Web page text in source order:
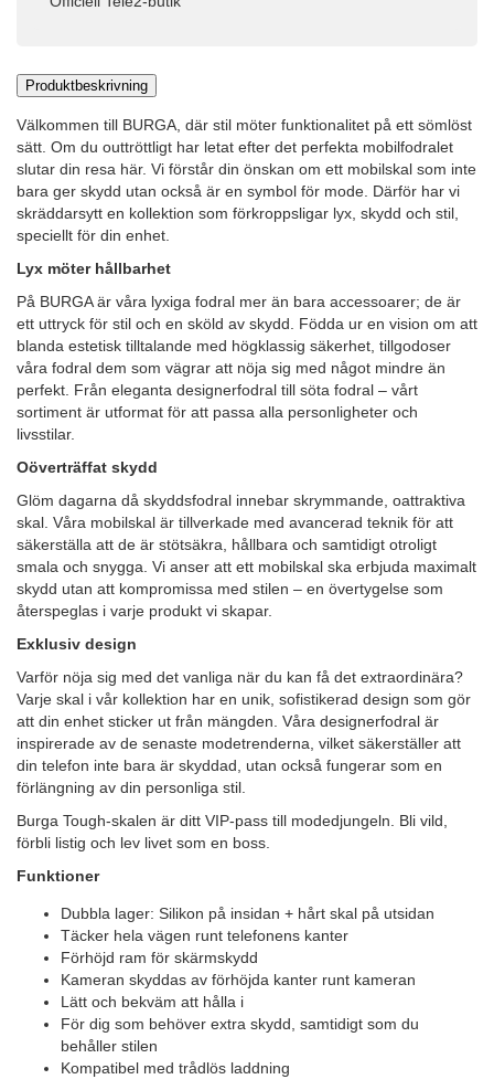
Produktbeskrivning
Välkommen till BURGA, där stil möter funktionalitet på ett sömlöst
sätt. Om du outtröttligt har letat efter det perfekta mobilfodralet
slutar din resa här. Vi förstår din önskan om ett mobilskal som inte
bara ger skydd utan också är en symbol för mode. Därför har vi
skräddarsytt en kollektion som förkroppsligar lyx, skydd och stil,
speciellt för din enhet.
Lyx möter hållbarhet
På BURGA är våra lyxiga fodral mer än bara accessoarer; de är
ett uttryck för stil och en sköld av skydd. Födda ur en vision om att
blanda estetisk tilltalande med högklassig säkerhet, tillgodoser
våra fodral dem som vägrar att nöja sig med något mindre än
perfekt. Från eleganta designerfodral till söta fodral – vårt
sortiment är utformat för att passa alla personligheter och
livsstilar.
Oöverträffat skydd
Glöm dagarna då skyddsfodral innebar skrymmande, oattraktiva
skal. Våra mobilskal är tillverkade med avancerad teknik för att
säkerställa att de är stötsäkra, hållbara och samtidigt otroligt
smala och snygga. Vi anser att ett mobilskal ska erbjuda maximalt
skydd utan att kompromissa med stilen – en övertygelse som
återspeglas i varje produkt vi skapar.
Exklusiv design
Varför nöja sig med det vanliga när du kan få det extraordinära?
Varje skal i vår kollektion har en unik, sofistikerad design som gör
att din enhet sticker ut från mängden. Våra designerfodral är
inspirerade av de senaste modetrenderna, vilket säkerställer att
din telefon inte bara är skyddad, utan också fungerar som en
förlängning av din personliga stil.
Burga Tough-skalen är ditt VIP-pass till modedjungeln. Bli vild,
förbli listig och lev livet som en boss.
Funktioner
Dubbla lager: Silikon på insidan + hårt skal på utsidan
Täcker hela vägen runt telefonens kanter
Förhöjd ram för skärmskydd
Kameran skyddas av förhöjda kanter runt kameran
Lätt och bekväm att hålla i
För dig som behöver extra skydd, samtidigt som du
behåller stilen
Kompatibel med trådlös laddning